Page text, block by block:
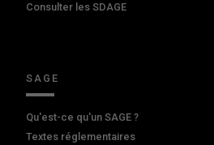
Consulter les SDAGE
SAGE
Qu'est-ce qu'un SAGE ?
Textes réglementaires